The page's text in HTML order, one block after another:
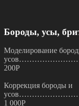
Бороды, усы,
Моделирование
200Р
Коррекция бороды и
1 000Р